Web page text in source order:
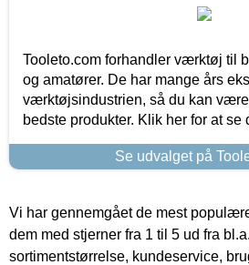
Tooleto.com forhandler værktøj til
og amatører. De har mange års
værktøjsindustrien, så du kan
bedste produkter. Klik her for at se
Se udvalget på
Vi har gennemgået de mest
dem med stjerner fra 1 til 5 ud fra
sortimentstørrelse, kundeservice,